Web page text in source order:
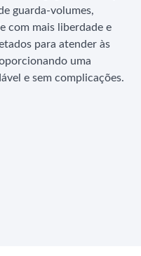
guarda-volumes,
com mais liberdade e
para atender às
uma
e sem complicações.